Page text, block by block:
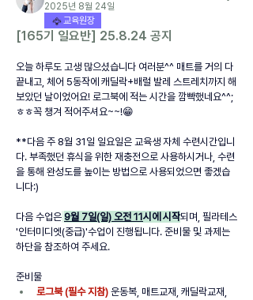
2025년 8월 24일
교육원장
[165기 일요반] 25.8.24 공지
오늘 하루도 고생 많으셨습니다 여러분^^ 매트를 거의 다
끝내고, 체어 5동작에 캐딜락+배럴 발레 스트레치까지 해
보았던 날이었어요! 로그북에 적는 시간을 깜빡했네요^^;
ㅎㅎ꼭 챙겨 적어주셔요~~!😁
**다음 주 8월 31일 일요일은 교육생 자체 수련시간입니
다. 부족했던 휴식을 위한 재충전으로 사용하시거나, 수련
을 통해 완성도를 높이는 방법으로 사용되었으면 좋겠습
니다:)
다음 수업은 9월 7일(일) 오전 11시에 시작되며, 필라테스
'인터미디엣(중급)'수업이 진행됩니다. 준비물 및 과제는
하단을 참조하여 주세요.
준비물
로그북 (필수 지참) 운동복, 매트교재, 캐딜락교재,